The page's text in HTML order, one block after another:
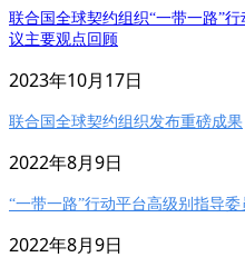
联合国全球契约组织“一带一路”
议主要观点回顾
2023年10月17日
联合国全球契约组织发布重磅成果
2022年8月9日
“一带一路”行动平台高级别指导
2022年8月9日